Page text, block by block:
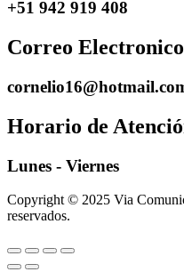
+51 942 919 408
Correo
Horario de
Lunes - Viernes
Copyright © 2025 Via
reservados.